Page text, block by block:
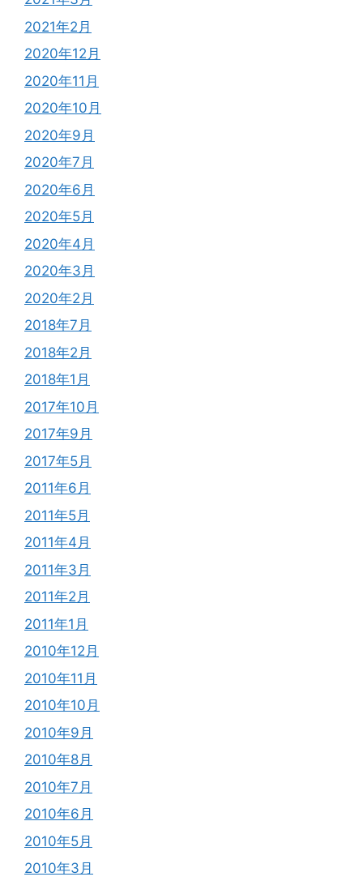
2021年2月
2020年12月
2020年11月
2020年10月
2020年9月
2020年7月
2020年6月
2020年5月
2020年4月
2020年3月
2020年2月
2018年7月
2018年2月
2018年1月
2017年10月
2017年9月
2017年5月
2011年6月
2011年5月
2011年4月
2011年3月
2011年2月
2011年1月
2010年12月
2010年11月
2010年10月
2010年9月
2010年8月
2010年7月
2010年6月
2010年5月
2010年3月